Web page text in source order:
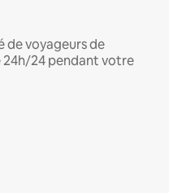
de voyageurs de
24 pendant votre